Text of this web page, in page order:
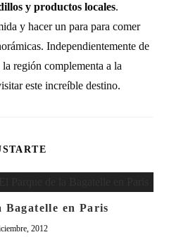
y productos locales.
y hacer un para para comer
Independientemente de
región complementa a la
este increíble destino.
Bagatelle en Paris
2012